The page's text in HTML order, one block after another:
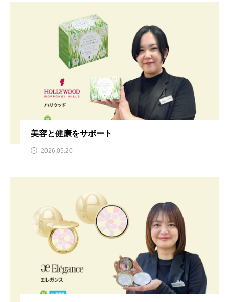
美容と健康をサポート
2026.05.20